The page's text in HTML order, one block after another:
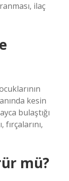
ilaç
kesin
bulaştığı
fırçalarını,
mü?